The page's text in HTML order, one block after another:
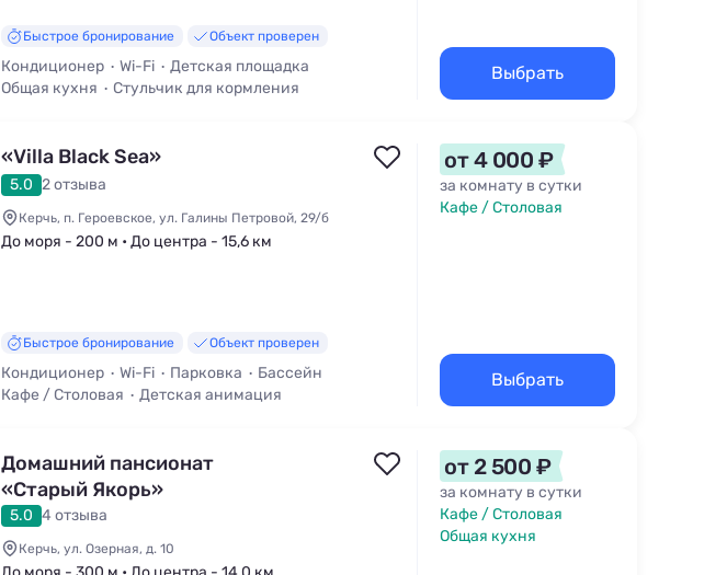
Быстрое бронирование Объект проверен
Кондиционер Wi-Fi
Детская площадка
Общая кухня
Стульчик для кормления
Выбрать
«Villa Black Sea»
5.0 2 отзыва
Керчь, п. Героевское, ул. Галины Петровой, 29/б
До моря - 200 м • До центра - 15,6 км
Быстрое бронирование Объект проверен
Кондиционер Wi-Fi Парковка
Бассейн
Кафе / Столовая
Детская анимация
от 4 000 ₽
за комнату в сутки
Кафе / Столовая
Выбрать
Домашний пансионат
«Старый Якорь»
5.0 4 отзыва
Керчь, ул. Озерная, д. 10
от 2 500 ₽
за комнату в сутки
Кафе / Столовая
Общая кухня